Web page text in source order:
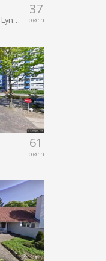
37
børn
Sorgenfrivej 2 , 2800 Kongens Lyngby
61
børn